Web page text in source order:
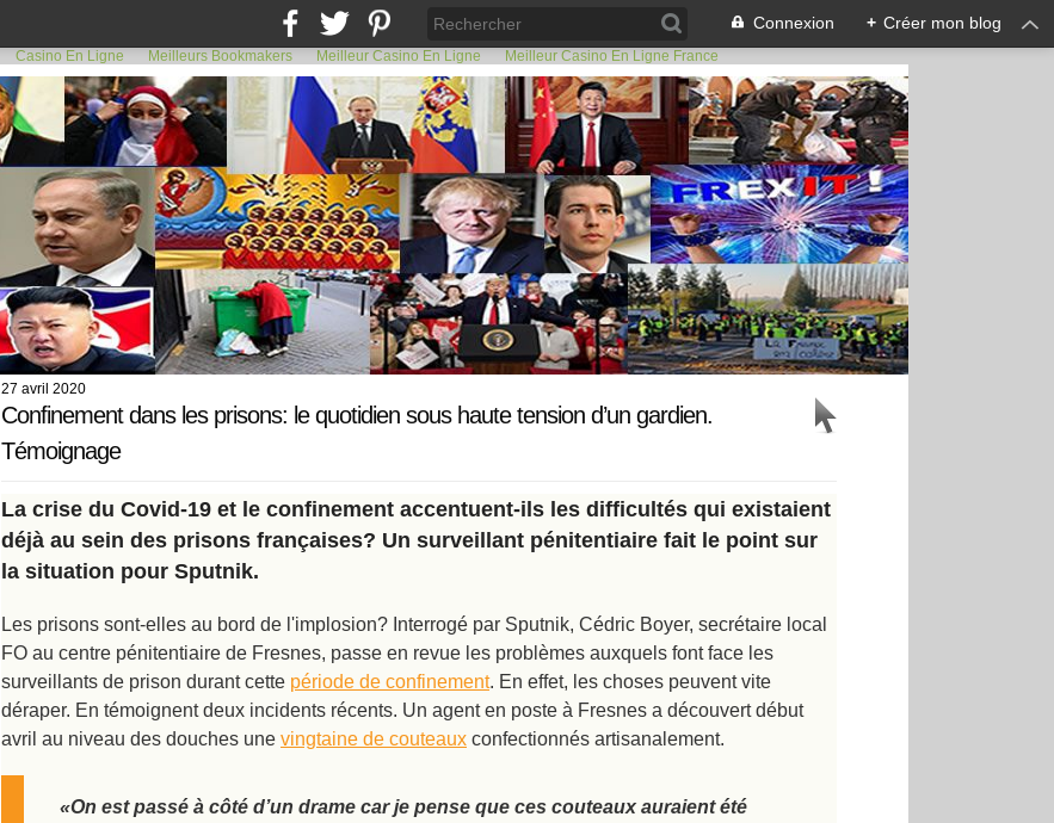
Casino En Ligne Meilleurs Bookmakers Meilleur Casino En Ligne Meilleur Casino En Ligne France
Connexion + Créer mon blog
27 avril 2020
Confinement dans les prisons: le quotidien sous haute tension d’un gardien.
Témoignage
La crise du Covid-19 et le confinement accentuent-ils les difficultés qui existaient
déjà au sein des prisons françaises? Un surveillant pénitentiaire fait le point sur
la situation pour Sputnik.
Les prisons sont-elles au bord de l'implosion? Interrogé par Sputnik, Cédric Boyer, secrétaire local
FO au centre pénitentiaire de Fresnes, passe en revue les problèmes auxquels font face les
surveillants de prison durant cette période de confinement. En effet, les choses peuvent vite
déraper. En témoignent deux incidents récents. Un agent en poste à Fresnes a découvert début
avril au niveau des douches une vingtaine de couteaux confectionnés artisanalement.
«On est passé à côté d’un drame car je pense que ces couteaux auraient été